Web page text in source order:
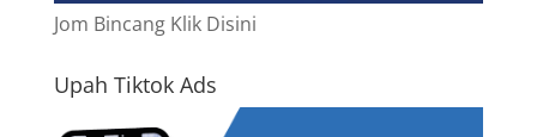
Jom Bincang Klik Disini
Upah Tiktok Ads